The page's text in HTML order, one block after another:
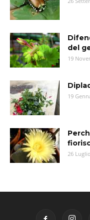
del
19
19
26